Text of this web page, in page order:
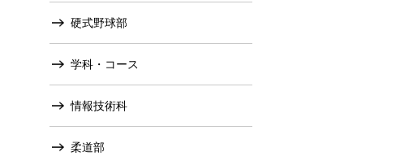
硬式野球部
学科・コース
情報技術科
柔道部